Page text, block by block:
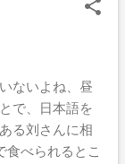
我想去龙华」
、また流しタ
んに電話し
手に行き先を
って気づいた
ないよね、昼
で、日本語を
る刘さんに相
べられるとこ